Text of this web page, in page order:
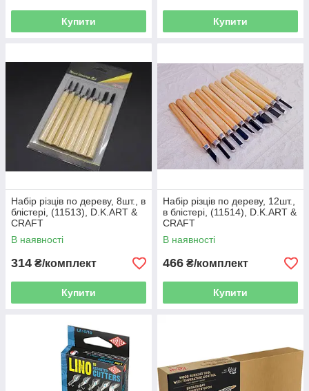
Купити Купити
Набір різців по дереву, 8шт., в
блістері, (11513), D.K.ART &
CRAFT
В наявності
314 ₴/комплект
Купити
Набір різців по дереву, 12шт.,
в блістері, (11514), D.K.ART &
CRAFT
В наявності
466 ₴/комплект
Купити